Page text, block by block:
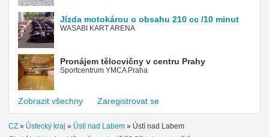
Jízda motokárou o obsahu 210 cc /10 minut
WASABI KART ARENA
Pronájem tělocvičny v centru Prahy
Sportcentrum YMCA Praha
Zobrazit všechny Zaregistrovat se
CZ » Ústecký kraj » Ústí nad Labem » Ústí nad Labem